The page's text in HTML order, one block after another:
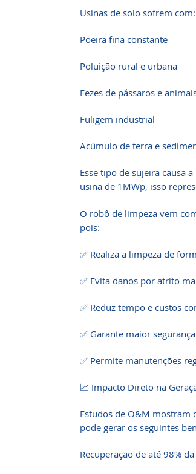
Usinas de solo sofrem com:
Poeira fina constante
Poluição rural e urbana
Fezes de pássaros e
Fuligem industrial
Acúmulo de terra e
Esse tipo de sujeira causa a
usina de 1MWp, isso
O robô de limpeza vem
pois:
✅ Realiza a limpeza de
✅ Evita danos por atrito
✅ Reduz tempo e custos
✅ Garante maior
✅ Permite manutenções
📈 Impacto Direto na
Estudos de O&M mostram
pode gerar os seguintes
Recuperação de até 98%